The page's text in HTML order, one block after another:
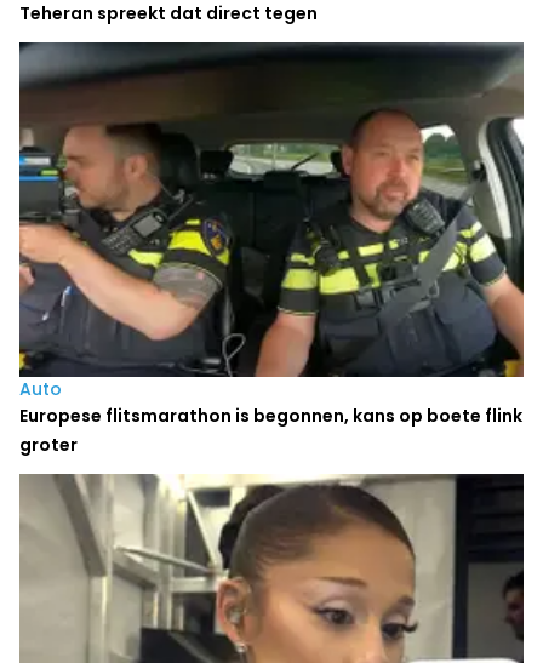
Teheran spreekt dat direct tegen
Auto
Europese flitsmarathon is begonnen, kans op boete flink
groter